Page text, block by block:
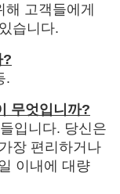
고객들에게
습니다.
?
.
무엇입니까?
입니다. 당신은
장 편리하거나
이내에 대량